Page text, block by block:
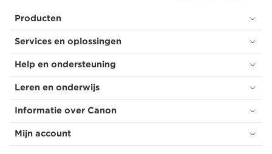
Producten
Services en oplossingen
Help en ondersteuning
Leren en onderwijs
Informatie over Canon
Mijn account